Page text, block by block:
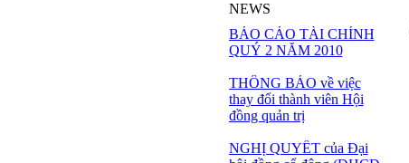
NEWS
BÁO CÁO TÀI CHÍNH
QUÝ 2 NĂM 2010
THÔNG BÁO về việc
thay đổi thành viên Hội
đồng quản trị
NGHỊ QUYẾT của Đại